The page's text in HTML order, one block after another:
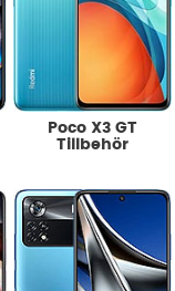
Poco X3 GT
Tillbehör